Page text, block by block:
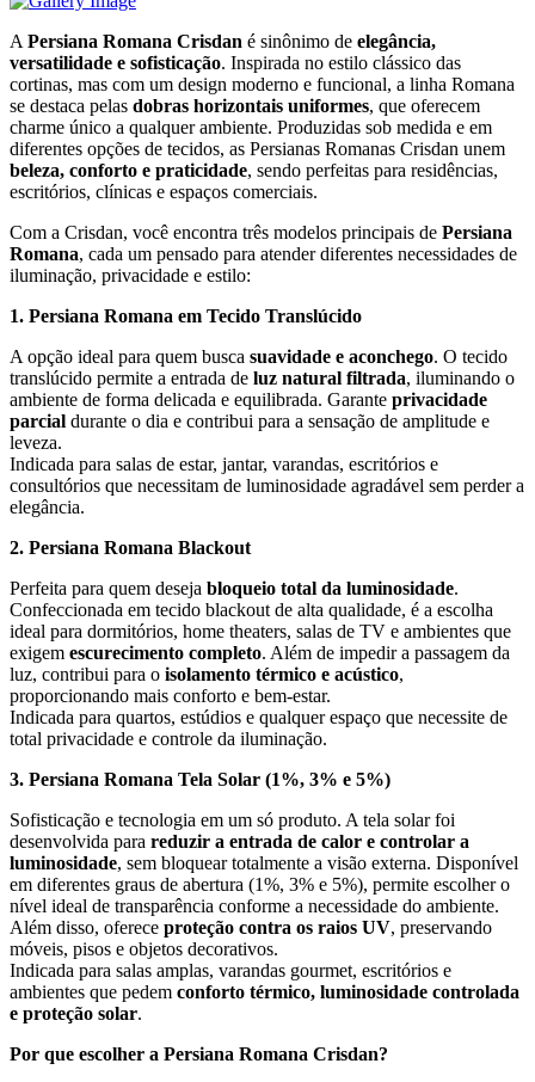
A Persiana Romana Crisdan é sinônimo de elegância,
versatilidade e sofisticação. Inspirada no estilo clássico das
cortinas, mas com um design moderno e funcional, a linha Romana
se destaca pelas dobras horizontais uniformes, que oferecem
charme único a qualquer ambiente. Produzidas sob medida e em
diferentes opções de tecidos, as Persianas Romanas Crisdan unem
beleza, conforto e praticidade, sendo perfeitas para residências,
escritórios, clínicas e espaços comerciais.
Com a Crisdan, você encontra três modelos principais de Persiana
Romana, cada um pensado para atender diferentes necessidades de
iluminação, privacidade e estilo:
1. Persiana Romana em Tecido Translúcido
A opção ideal para quem busca suavidade e aconchego. O tecido
translúcido permite a entrada de luz natural filtrada, iluminando o
ambiente de forma delicada e equilibrada. Garante privacidade
parcial durante o dia e contribui para a sensação de amplitude e
leveza.
Indicada para salas de estar, jantar, varandas, escritórios e
consultórios que necessitam de luminosidade agradável sem perder a
elegância.
2. Persiana Romana Blackout
Perfeita para quem deseja bloqueio total da luminosidade.
Confeccionada em tecido blackout de alta qualidade, é a escolha
ideal para dormitórios, home theaters, salas de TV e ambientes que
exigem escurecimento completo. Além de impedir a passagem da
luz, contribui para o isolamento térmico e acústico,
proporcionando mais conforto e bem-estar.
Indicada para quartos, estúdios e qualquer espaço que necessite de
total privacidade e controle da iluminação.
3. Persiana Romana Tela Solar (1%, 3% e 5%)
Sofisticação e tecnologia em um só produto. A tela solar foi
desenvolvida para reduzir a entrada de calor e controlar a
luminosidade, sem bloquear totalmente a visão externa. Disponível
em diferentes graus de abertura (1%, 3% e 5%), permite escolher o
nível ideal de transparência conforme a necessidade do ambiente.
Além disso, oferece proteção contra os raios UV, preservando
móveis, pisos e objetos decorativos.
Indicada para salas amplas, varandas gourmet, escritórios e
ambientes que pedem conforto térmico, luminosidade controlada
e proteção solar.
Por que escolher a Persiana Romana Crisdan?